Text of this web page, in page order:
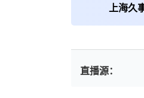
上海久
直播源：